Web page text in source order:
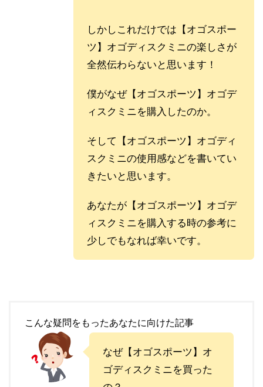
しかしこれだけでは 【オゴスポー
ツ】オゴディスクミニの楽しさが
全然伝わらないと思います！
僕がなぜ【オゴスポーツ】オゴデ
ィスクミニを購入したのか。
そして 【オゴスポーツ】オゴディ
スクミニの使用感などを書いてい
きたいと思います。
あなたが 【オゴスポーツ】オゴデ
ィスクミニを購入する時の参考に
少しでもなれば幸いです。
こんな疑問をもったあなたに向けた記事
なぜ【オゴスポーツ】オ
ゴディスクミニを買った